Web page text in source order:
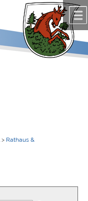
springen.
> Rathaus &